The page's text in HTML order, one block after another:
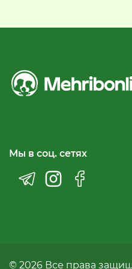
Мы в соц. сетях
© 2026 Все права